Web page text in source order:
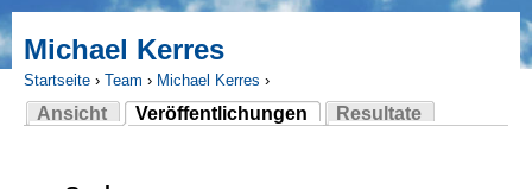
Michael Kerres
Sie sind hier
Startseite › Team › Michael Kerres ›
Ansicht
Veröffentlichungen
(aktiver Reiter)
Resultate